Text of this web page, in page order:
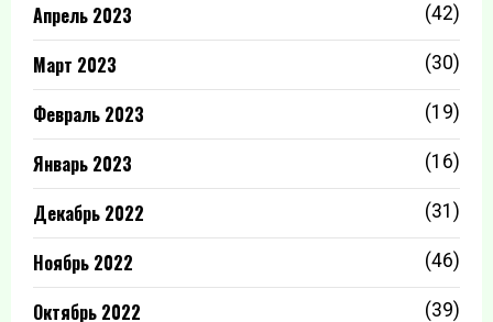
Апрель 2023 (42)
Март 2023 (30)
Февраль 2023 (19)
Январь 2023 (16)
Декабрь 2022 (31)
Ноябрь 2022 (46)
Октябрь 2022 (39)